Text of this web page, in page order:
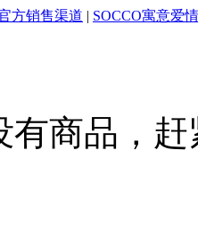
方销售渠道 | SOCCO寓意爱
有商品，